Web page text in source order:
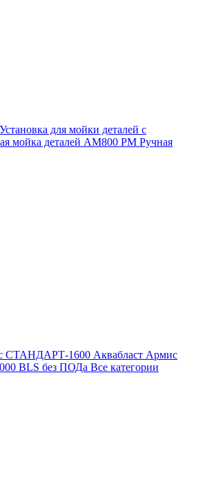
Установка для мойки деталей с
мойка деталей АМ800 РМ Ручная
СТАНДАРТ-1600 Аквабласт Армис
BLS без ПОДа Все категории